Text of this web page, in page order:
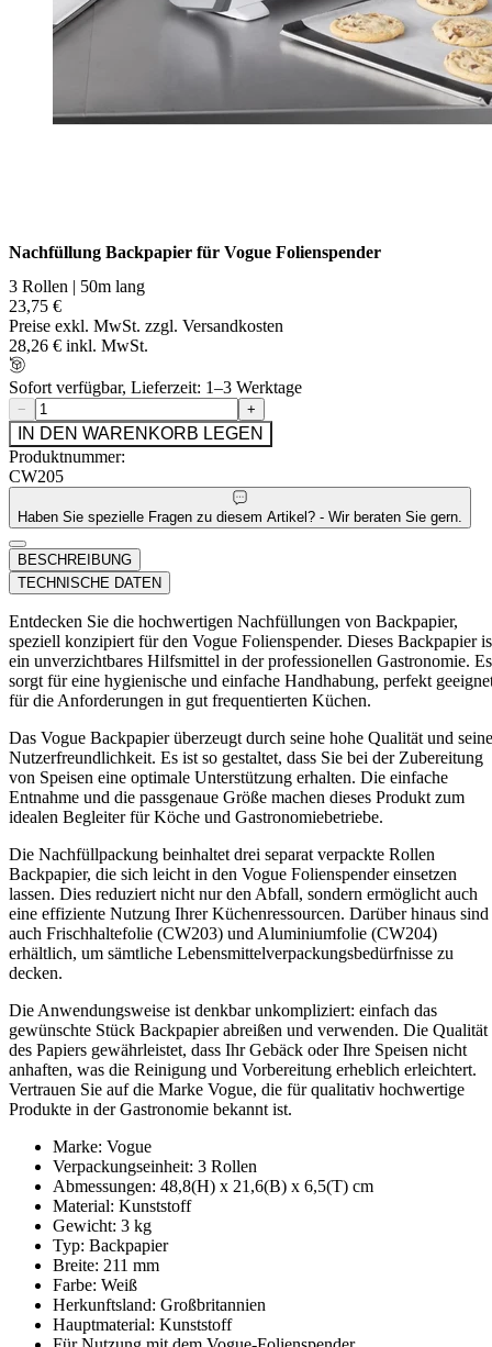
Nachfüllung Backpapier für Vogue Folienspender
3 Rollen | 50m lang
23,75 €
Preise exkl. MwSt. zzgl. Versandkosten
28,26 € inkl. MwSt.
Sofort verfügbar, Lieferzeit: 1–3 Werktage
− +
IN DEN WARENKORB LEGEN
Produktnummer:
CW205
Haben Sie spezielle Fragen zu diesem Artikel? - Wir beraten Sie gern.
BESCHREIBUNG
TECHNISCHE DATEN
Entdecken Sie die hochwertigen Nachfüllungen von Backpapier,
speziell konzipiert für den Vogue Folienspender. Dieses Backpapier
ein unverzichtbares Hilfsmittel in der professionellen Gastronomie. Es
sorgt für eine hygienische und einfache Handhabung, perfekt
für die Anforderungen in gut frequentierten Küchen.
Das Vogue Backpapier überzeugt durch seine hohe Qualität und seine
Nutzerfreundlichkeit. Es ist so gestaltet, dass Sie bei der Zubereitung
von Speisen eine optimale Unterstützung erhalten. Die einfache
Entnahme und die passgenaue Größe machen dieses Produkt zum
idealen Begleiter für Köche und Gastronomiebetriebe.
Die Nachfüllpackung beinhaltet drei separat verpackte Rollen
Backpapier, die sich leicht in den Vogue Folienspender einsetzen
lassen. Dies reduziert nicht nur den Abfall, sondern ermöglicht auch
eine effiziente Nutzung Ihrer Küchenressourcen. Darüber hinaus sind
auch Frischhaltefolie (CW203) und Aluminiumfolie (CW204)
erhältlich, um sämtliche Lebensmittelverpackungsbedürfnisse zu
decken.
Die Anwendungsweise ist denkbar unkompliziert: einfach das
gewünschte Stück Backpapier abreißen und verwenden. Die Qualität
des Papiers gewährleistet, dass Ihr Gebäck oder Ihre Speisen nicht
anhaften, was die Reinigung und Vorbereitung erheblich erleichtert.
Vertrauen Sie auf die Marke Vogue, die für qualitativ hochwertige
Produkte in der Gastronomie bekannt ist.
Marke: Vogue
Verpackungseinheit: 3 Rollen
Abmessungen: 48,8(H) x 21,6(B) x 6,5(T) cm
Material: Kunststoff
Gewicht: 3 kg
Typ: Backpapier
Breite: 211 mm
Farbe: Weiß
Herkunftsland: Großbritannien
Hauptmaterial: Kunststoff